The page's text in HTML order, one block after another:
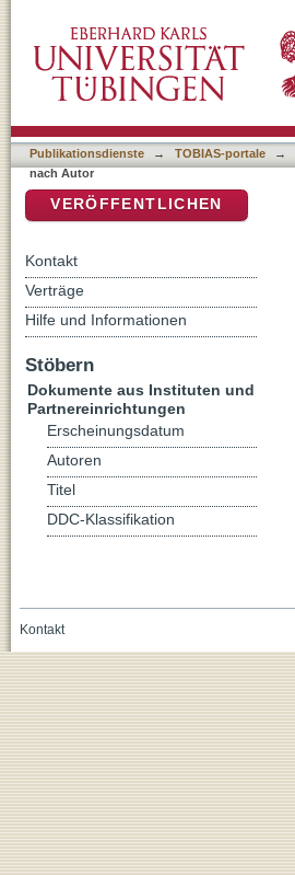
Publikationsdienste → TOBIAS-portale →
nach Autor
VERÖFFENTLICHEN
Kontakt
Verträge
Hilfe und Informationen
Stöbern
Dokumente aus Instituten und
Partnereinrichtungen
Erscheinungsdatum
Autoren
Titel
DDC-Klassifikation
Kontakt